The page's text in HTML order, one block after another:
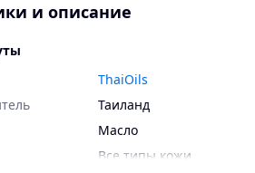
и описание
ThaiOils
Таиланд
Масло
Все типы кожи